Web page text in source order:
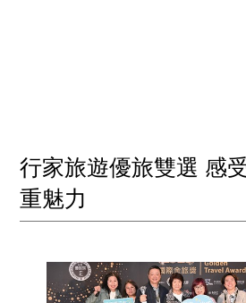
行家旅遊優旅雙選 感
重魅力